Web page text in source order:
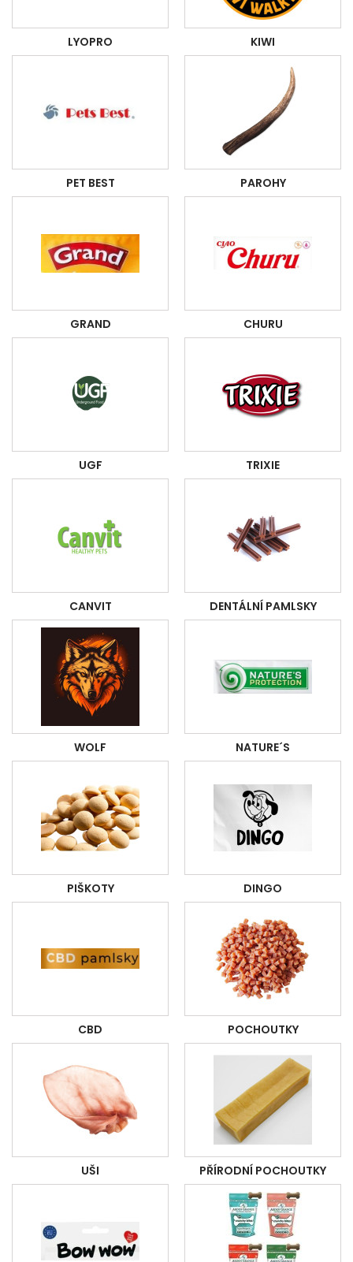
LYOPRO KIWI
PET BEST PAROHY
GRAND CHURU
UGF TRIXIE
CANVIT DENTÁLNÍ PAMLSKY
WOLF NATURE´S
PIŠKOTY DINGO
CBD POCHOUTKY
UŠI PŘÍRODNÍ POCHOUTKY